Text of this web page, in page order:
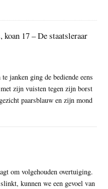
17 – De staatsleraar
janken ging de bediende eens
zijn vuisten tegen zijn borst
paarsblauw en zijn mond
om volgehouden overtuiging.
kunnen we een gevoel van